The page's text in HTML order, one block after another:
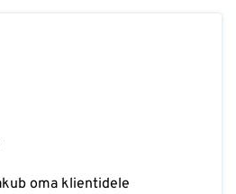
oma klientidele